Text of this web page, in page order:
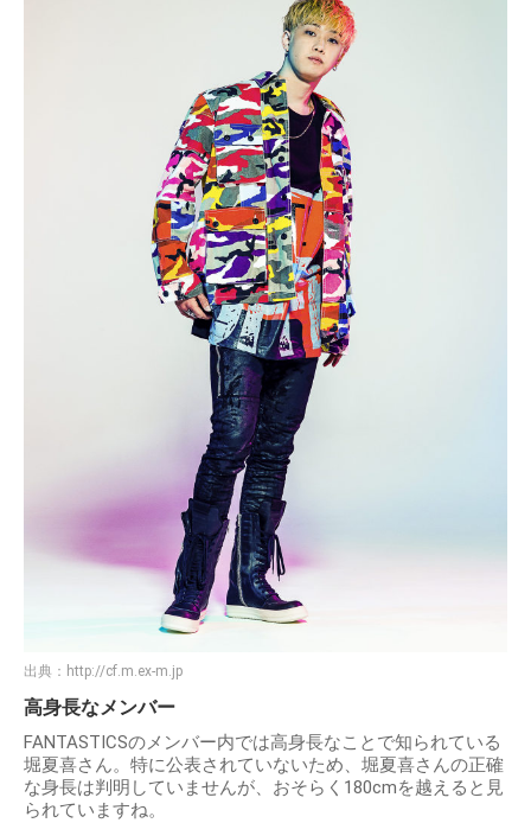
出典： http://cf.m.ex-m.jp
高身長なメンバー
FANTASTICSのメンバー内では高身長なことで知られている
堀夏喜さん。特に公表されていないため、堀夏喜さんの正確
な身長は判明していませんが、おそらく180cmを越えると見
られていますね。